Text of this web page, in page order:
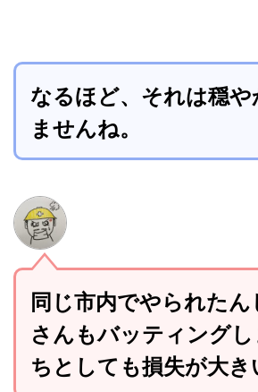
なるほど、それは穏や
ませんね。
同じ市内でやられた
さんもバッティング
ちとしても損失が大き